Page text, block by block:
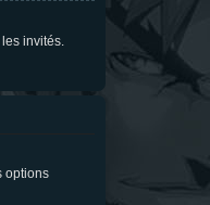
invités.
options